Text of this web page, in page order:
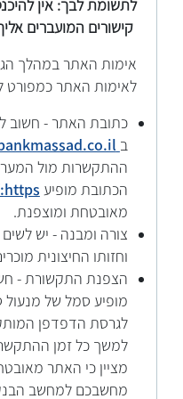
לתשומת לבך: אין
קישורים המועברים אליך בדואר אלקטרוני
לאימות האתר כמפורט
כתובת האתר - חשוב
ב www.bankmassad.co.il
ההתקשרות מול
הכתובת מופיע https://
מאובטחת ומוצפנת.
צורה ומבנה - יש
וחזותו החיצונית
הצפנת התקשורת -
מופיע סמל של
לגרסת הדפדפן
למשך כל זמן
מציין כי האתר
מחשבכם למחשב